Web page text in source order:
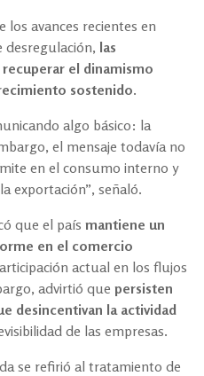
los avances recientes en
desregulación, las
el dinamismo
sostenido.
algo básico: la
el mensaje todavía no
en el consumo interno y
exportación”, señaló.
que el país mantiene un
en el comercio
actual en los flujos
advirtió que persisten
desincentivan la actividad
de las empresas.
se refirió al tratamiento de